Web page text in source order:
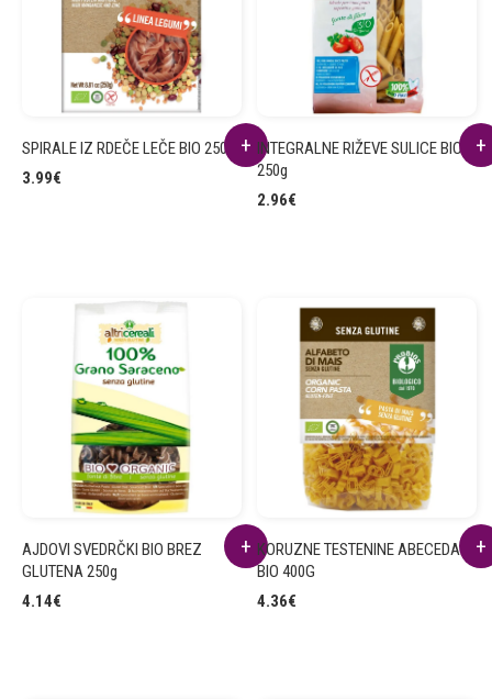
SPIRALE IZ RDEČE LEČE BIO 250g
3.99€
INTEGRALNE RIŽEVE SULICE BIO
250g
2.96€
AJDOVI SVEDRČKI BIO BREZ
GLUTENA 250g
4.14€
KORUZNE TESTENINE ABECEDA
BIO 400G
4.36€